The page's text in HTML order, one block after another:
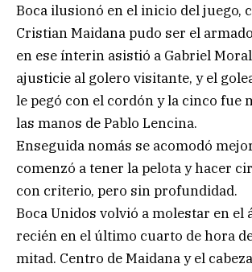
Boca ilusionó en el inicio del juego,
Cristian Maidana pudo ser el
en ese ínterin asistió a Gabriel
ajusticie al golero visitante, y el
le pegó con el cordón y la cinco fue
las manos de Pablo Lencina.
Enseguida nomás se acomodó
comenzó a tener la pelota y hacer
con criterio, pero sin profundidad.
Boca Unidos volvió a molestar en el
recién en el último cuarto de hora
mitad. Centro de Maidana y el